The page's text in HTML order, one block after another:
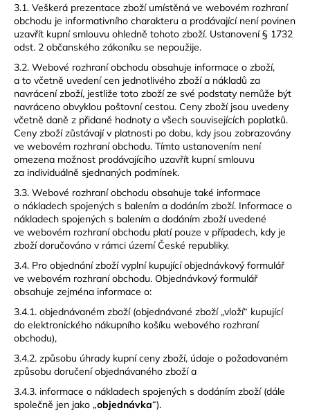
3.1. Veškerá prezentace zboží umístěná ve webovém rozhraní
obchodu je informativního charakteru a prodávající není povinen
uzavřít kupní smlouvu ohledně tohoto zboží. Ustanovení § 1732
odst. 2 občanského zákoníku se nepoužije.
3.2. Webové rozhraní obchodu obsahuje informace o zboží,
a to včetně uvedení cen jednotlivého zboží a nákladů za
navrácení zboží, jestliže toto zboží ze své podstaty nemůže být
navráceno obvyklou poštovní cestou. Ceny zboží jsou uvedeny
včetně daně z přidané hodnoty a všech souvisejících poplatků.
Ceny zboží zůstávají v platnosti po dobu, kdy jsou zobrazovány
ve webovém rozhraní obchodu. Tímto ustanovením není
omezena možnost prodávajícího uzavřít kupní smlouvu
za individuálně sjednaných podmínek.
3.3. Webové rozhraní obchodu obsahuje také informace
o nákladech spojených s balením a dodáním zboží. Informace o
nákladech spojených s balením a dodáním zboží uvedené
ve webovém rozhraní obchodu platí pouze v případech, kdy je
zboží doručováno v rámci území České republiky.
3.4. Pro objednání zboží vyplní kupující objednávkový formulář
ve webovém rozhraní obchodu. Objednávkový formulář
obsahuje zejména informace o:
3.4.1. objednávaném zboží (objednávané zboží „vloží“ kupující
do elektronického nákupního košíku webového rozhraní
obchodu),
3.4.2. způsobu úhrady kupní ceny zboží, údaje o požadovaném
způsobu doručení objednávaného zboží a
3.4.3. informace o nákladech spojených s dodáním zboží (dále
společně jen jako „objednávka“).